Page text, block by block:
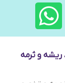
ریشه و ثرمه